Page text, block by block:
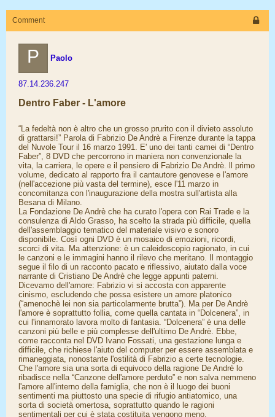
Comment
P Paolo
87.14.236.247
Dentro Faber - L'amore
“La fedeltà non è altro che un grosso prurito con il divieto assoluto
di grattarsi!” Parola di Fabrizio De Andrè a Firenze durante la tappa
del Nuvole Tour il 16 marzo 1991. E' uno dei tanti camei di “Dentro
Faber”, 8 DVD che percorrono in maniera non convenzionale la
vita, la carriera, le opere e il pensiero di Fabrizio De Andrè. ll primo
volume, dedicato al rapporto fra il cantautore genovese e l'amore
(nell'accezione più vasta del termine), esce l'11 marzo in
concomitanza con l'inaugurazione della mostra sull'artista alla
Besana di Milano.
La Fondazione De Andrè che ha curato l'opera con Rai Trade e la
consulenza di Aldo Grasso, ha scelto la strada più difficile, quella
dell'assemblaggio tematico del materiale visivo e sonoro
disponibile. Così ogni DVD è un mosaico di emozioni, ricordi,
scorci di vita. Ma attenzione: è un caleidoscopio ragionato, in cui
le canzoni e le immagini hanno il rilevo che meritano. Il montaggio
segue il filo di un racconto pacato e riflessivo, aiutato dalla voce
narrante di Cristiano De Andrè che legge appunti paterni.
Dicevamo dell'amore: Fabrizio vi si accosta con apparente
cinismo, escludendo che possa esistere un amore platonico
(“amenochè lei non sia particolarmente brutta”). Ma per De Andrè
l'amore è soprattutto follia, come quella cantata in “Dolcenera”, in
cui l'innamorato lavora molto di fantasia. “Dolcenera” è una delle
canzoni più belle e più complesse dell'ultimo De Andrè. Ebbe,
come racconta nel DVD Ivano Fossati, una gestazione lunga e
difficile, che richiese l'aiuto del computer per essere assemblata e
rimaneggiata, nonostante l'ostilità di Fabrizio a certe tecnologie.
Che l'amore sia una sorta di equivoco della ragione De Andrè lo
ribadisce nella “Canzone dell'amore perduto” e non salva nemmeno
l'amore all'interno della famiglia, che non è il luogo dei buoni
sentimenti ma piuttosto una specie di rifugio antiatomico, una
sorta di società omertosa, soprattutto quando le ragioni
sentimentali per cui è stata costituita vengono meno.